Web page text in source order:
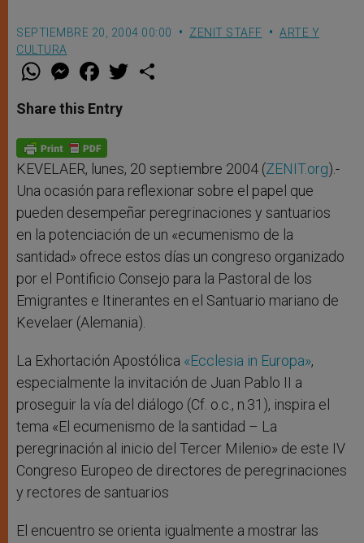
SEPTIEMBRE 20, 2004 00:00 ZENIT STAFF
ARTE Y
CULTURA
W
t
s
p
p
M
e
s
e
g
e
r
F
a
e
b
o
k
w
Share this Entry
KEVELAER, lunes, 20 septiembre 2004 (ZENIT.org).-
Una ocasión para reflexionar sobre el papel que
pueden desempeñar peregrinaciones y santuarios
en la potenciación de un «ecumenismo de la
santidad» ofrece estos días un congreso organizado
por el Pontificio Consejo para la Pastoral de los
Emigrantes e Itinerantes en el Santuario mariano de
Kevelaer (Alemania).
La Exhortación Apostólica «Ecclesia in Europa»,
especialmente la invitación de Juan Pablo II a
proseguir la vía del diálogo (Cf. o.c., n.31), inspira el
tema «El ecumenismo de la santidad – La
peregrinación al inicio del Tercer Milenio» de este IV
Congreso Europeo de directores de peregrinaciones
y rectores de santuarios
El encuentro se orienta igualmente a mostrar las